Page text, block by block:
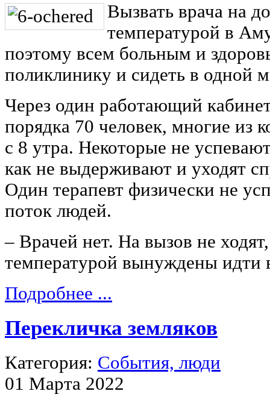
Вызвать врача на
температурой в
поэтому всем больным и
поликлинику и сидеть в одной
Через один работающий
порядка 70 человек, многие из
с 8 утра. Некоторые не
как не выдерживают и уходят
Один терапевт физически не
поток людей.
– Врачей нет. На вызов не
температурой вынуждены идти
Подробнее ...
Перекличка земляков
Категория: События, люди
01 Марта 2022